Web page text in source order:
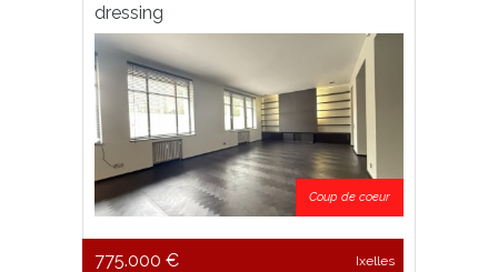
dressing
Coup de coeur
775.000 € Ixelles